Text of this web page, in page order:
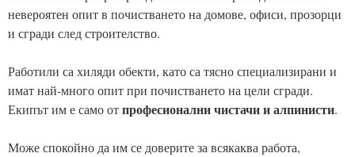
невероятен опит в почистването на домове, офиси, прозорци
и сгради след строителство.
Работили са хиляди обекти, като са тясно специализирани и
имат най-много опит при почистването на цели сгради.
Екипът им е само отпрофесионални чистачи и алпинисти.
Може спокойно да им се доверите за всякаква работа,